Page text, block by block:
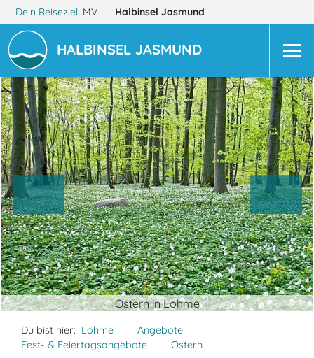
Dein Reiseziel: MV Halbinsel Jasmund
HALBINSEL JASMUND
Ostern in Lohme
Du bist hier: Lohme
Angebote
Fest- & Feiertagsangebote
Ostern